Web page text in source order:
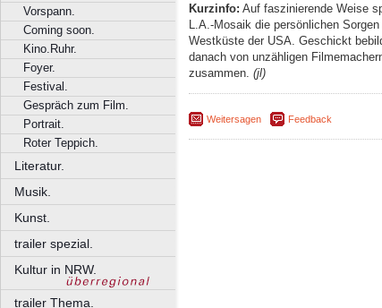
Vorspann.
Coming soon.
Kino.Ruhr.
Foyer.
Festival.
Gespräch zum Film.
Portrait.
Roter Teppich.
Literatur.
Musik.
Kunst.
trailer spezial.
Kultur in NRW.
trailer Thema.
Kurzinfo: Auf faszinierende Weise
L.A.-Mosaik die persönlichen
Westküste der USA. Geschickt
danach von unzähligen
zusammen. (jl)
Weitersagen Feedback